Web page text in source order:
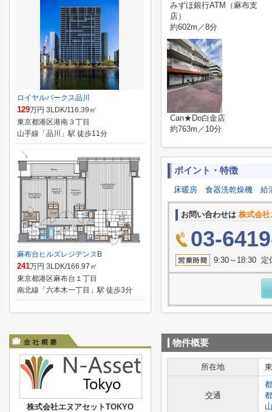
みずほ銀行ATM（麻布支
店）
約602m／8分
Can★Do白金店
約763m／10分
ポイント・特徴
床暖房 食器洗乾燥機 給
お問い合わせは 株式会
03-
9:30～18:30 定
物件概要
所在地
交通
ロイヤルパークス品川
129万円 3LDK/116.39㎡
東京都港区港南３丁目
山手線「品川」駅 徒歩11分
麻布台ヒルズレジデンスB
241万円 3LDK/166.97㎡
東京都港区麻布台１丁目
南北線「六本木一丁目」駅 徒歩3分
株式会社エヌアセットTOKYO